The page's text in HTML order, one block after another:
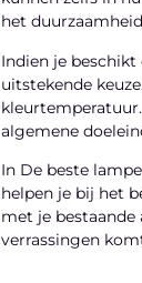
het
Indien je
uitstekende
algemene
In De beste
helpen je bij het
met je
verrassingen